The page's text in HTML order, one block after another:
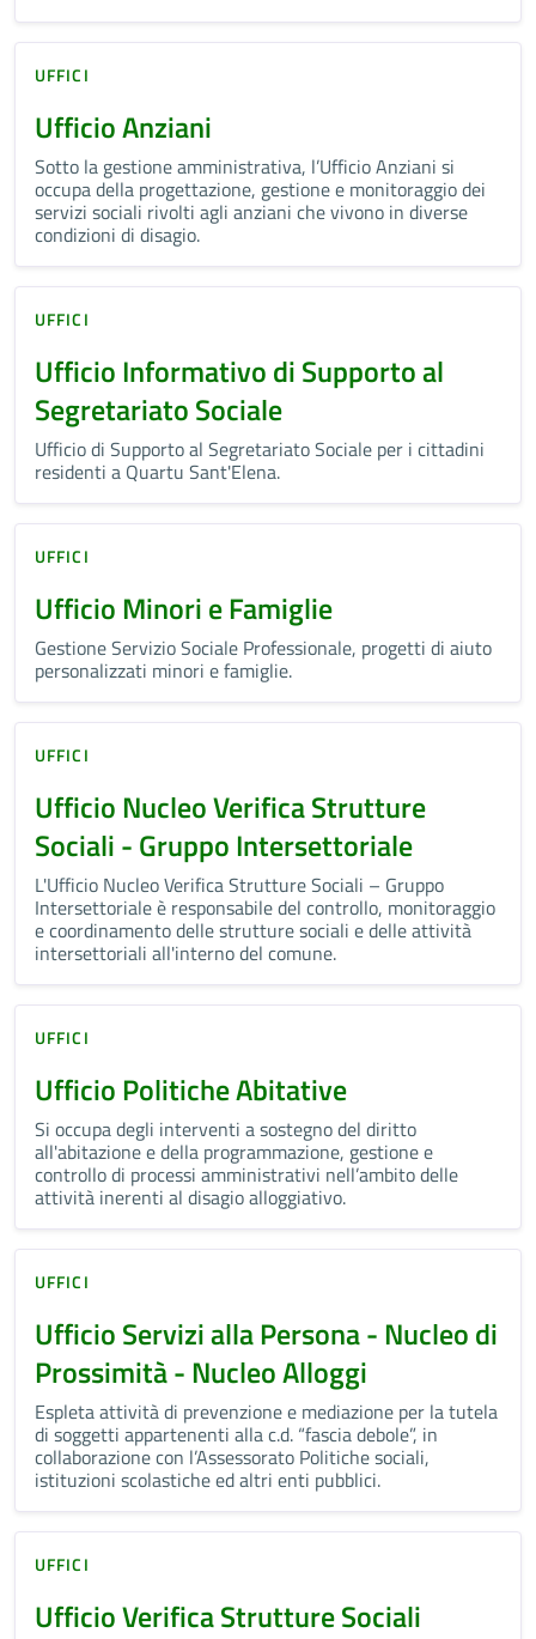
UFFICI
Ufficio Anziani
Sotto la gestione amministrativa, l’Ufficio Anziani si
occupa della progettazione, gestione e monitoraggio dei
servizi sociali rivolti agli anziani che vivono in diverse
condizioni di disagio.
UFFICI
Ufficio Informativo di Supporto al
Segretariato Sociale
Ufficio di Supporto al Segretariato Sociale per i cittadini
residenti a Quartu Sant'Elena.
UFFICI
Ufficio Minori e Famiglie
Gestione Servizio Sociale Professionale, progetti di aiuto
personalizzati minori e famiglie.
UFFICI
Ufficio Nucleo Verifica Strutture
Sociali - Gruppo Intersettoriale
L'Ufficio Nucleo Verifica Strutture Sociali – Gruppo
Intersettoriale è responsabile del controllo, monitoraggio
e coordinamento delle strutture sociali e delle attività
intersettoriali all'interno del comune.
UFFICI
Ufficio Politiche Abitative
Si occupa degli interventi a sostegno del diritto
all'abitazione e della programmazione, gestione e
controllo di processi amministrativi nell’ambito delle
attività inerenti al disagio alloggiativo.
UFFICI
Ufficio Servizi alla Persona - Nucleo di
Prossimità - Nucleo Alloggi
Espleta attività di prevenzione e mediazione per la tutela
di soggetti appartenenti alla c.d. “fascia debole”, in
collaborazione con l’Assessorato Politiche sociali,
istituzioni scolastiche ed altri enti pubblici.
UFFICI
Ufficio Verifica Strutture Sociali